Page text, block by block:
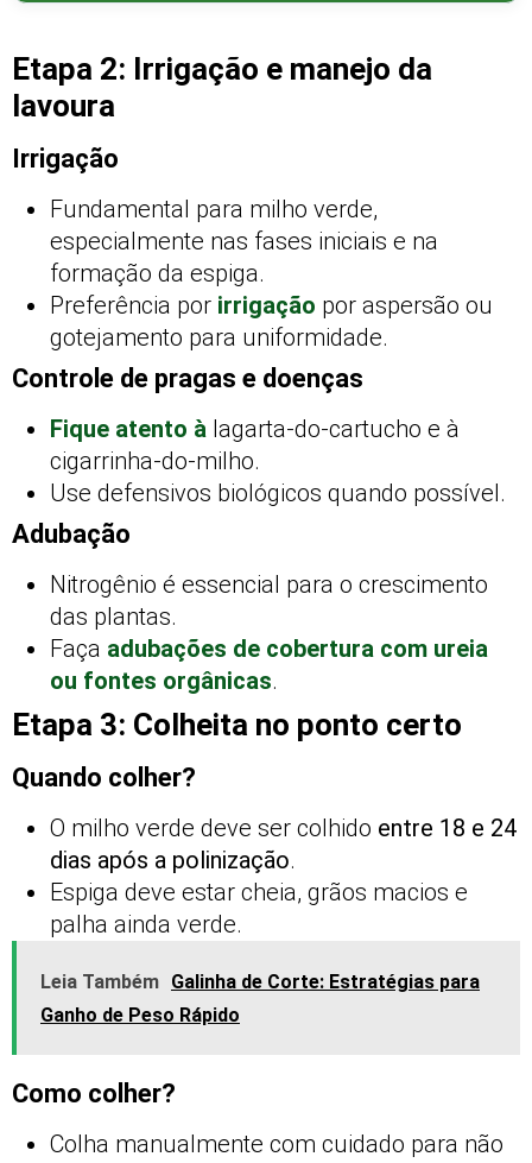
Etapa 2: Irrigação e manejo da
lavoura
Irrigação
Fundamental para milho verde,
especialmente nas fases iniciais e na
formação da espiga.
Preferência por irrigação por aspersão ou
gotejamento para uniformidade.
Controle de pragas e doenças
Fique atento à lagarta-do-cartucho e à
cigarrinha-do-milho.
Use defensivos biológicos quando possível.
Adubação
Nitrogênio é essencial para o crescimento
das plantas.
Faça adubações de cobertura com ureia
ou fontes orgânicas.
Etapa 3: Colheita no ponto certo
Quando colher?
O milho verde deve ser colhido entre 18 e 24
dias após a polinização.
Espiga deve estar cheia, grãos macios e
palha ainda verde.
Leia Também Galinha de Corte: Estratégias para
Ganho de Peso Rápido
Como colher?
Colha manualmente com cuidado para não